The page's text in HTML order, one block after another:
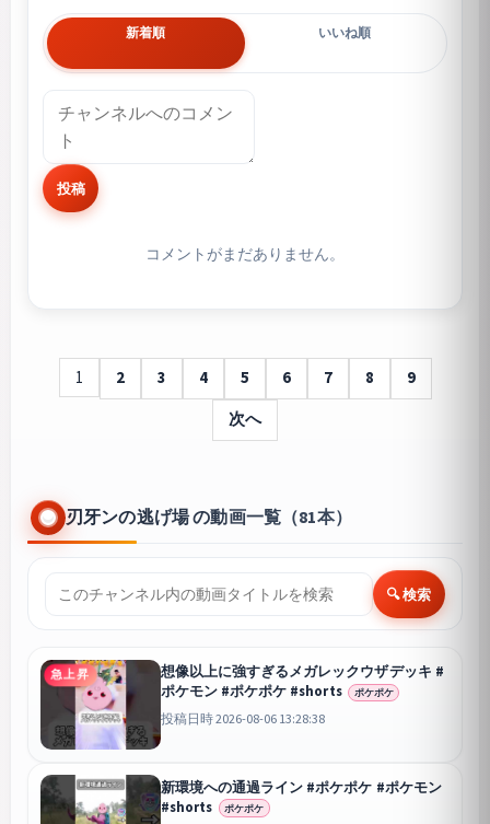
新着順 いいね順
投稿
コメントがまだありません。
1 2 3 4 5 6 7 8
9
次へ
刃牙ンの逃げ場 の動画一覧（81本）
🔍 検索
急上昇
想像以上に強すぎるメガレックウザデッキ #
ポケモン #ポケポケ #shorts
ポケポケ
投稿日時 2026-08-06 13:28:38
新環境への通過ライン #ポケポケ #ポケモン
#shorts
ポケポケ